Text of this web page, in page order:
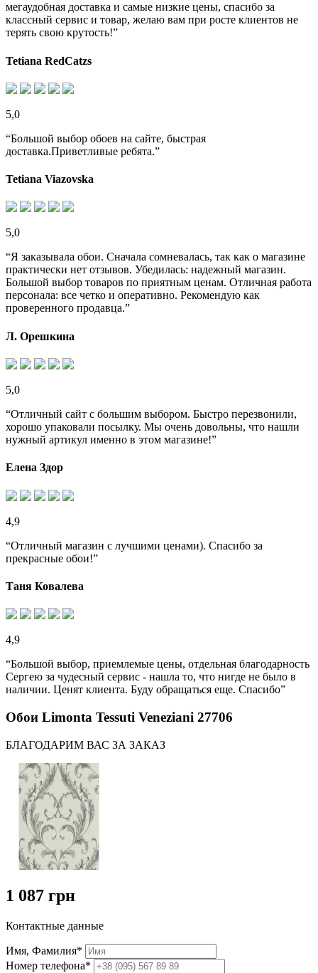
мегаудобная доставка и самые низкие цены, спасибо за
классный сервис и товар, желаю вам при росте клиентов не
терять свою крутость!”
Tetiana RedCatzs
5,0
“Большой выбор обоев на сайте, быстрая
доставка.Приветливые ребята.”
Tetiana Viazovska
5,0
“Я заказывала обои. Сначала сомневалась, так как о магазине
практически нет отзывов. Убедилась: надежный магазин.
Большой выбор товаров по приятным ценам. Отличная работа
персонала: все четко и оперативно. Рекомендую как
проверенного продавца.”
Л. Орешкина
5,0
“Отличный сайт с большим выбором. Быстро перезвонили,
хорошо упаковали посылку. Мы очень довольны, что нашли
нужный артикул именно в этом магазине!”
Елена Здор
4,9
“Отличный магазин с лучшими ценами). Спасибо за
прекрасные обои!”
Таня Ковалева
4,9
“Большой выбор, приемлемые цены, отдельная благодарность
Сергею за чудесный сервис - нашла то, что нигде не было в
наличии. Ценят клиента. Буду обращаться еще. Спасибо”
Обои Limonta Tessuti Veneziani 27706
БЛАГОДАРИМ ВАС ЗА ЗАКАЗ
1 087 грн
Контактные данные
Имя, Фамилия*
Номер телефона*